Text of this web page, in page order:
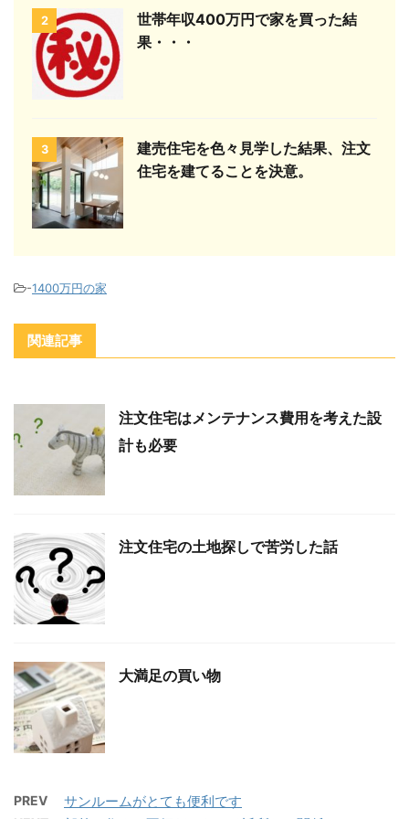
2
世帯年収400万円で家を買った結
果・・・
3
建売住宅を色々見学した結果、注文
住宅を建てることを決意。
-1400万円の家
関連記事
注文住宅はメンテナンス費用を考えた設
計も必要
注文住宅の土地探しで苦労した話
大満足の買い物
PREV サンルームがとても便利です